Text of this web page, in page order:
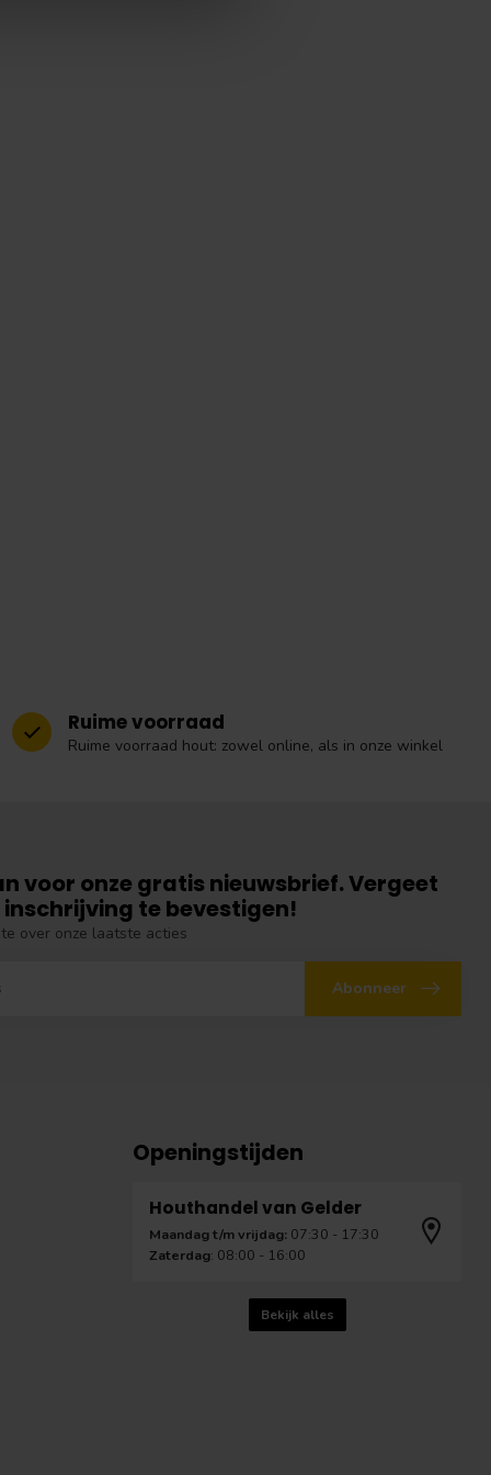
Ruime voorraad
Ruime voorraad hout: zowel online, als in onze winkel
voor onze gratis nieuwsbrief. Vergeet
inschrijving te bevestigen!
over onze laatste acties
Abonneer
Openingstijden
Houthandel van Gelder
Maandag t/m vrijdag: 07:30 - 17:30
Zaterdag: 08:00 - 16:00
Bekijk alles